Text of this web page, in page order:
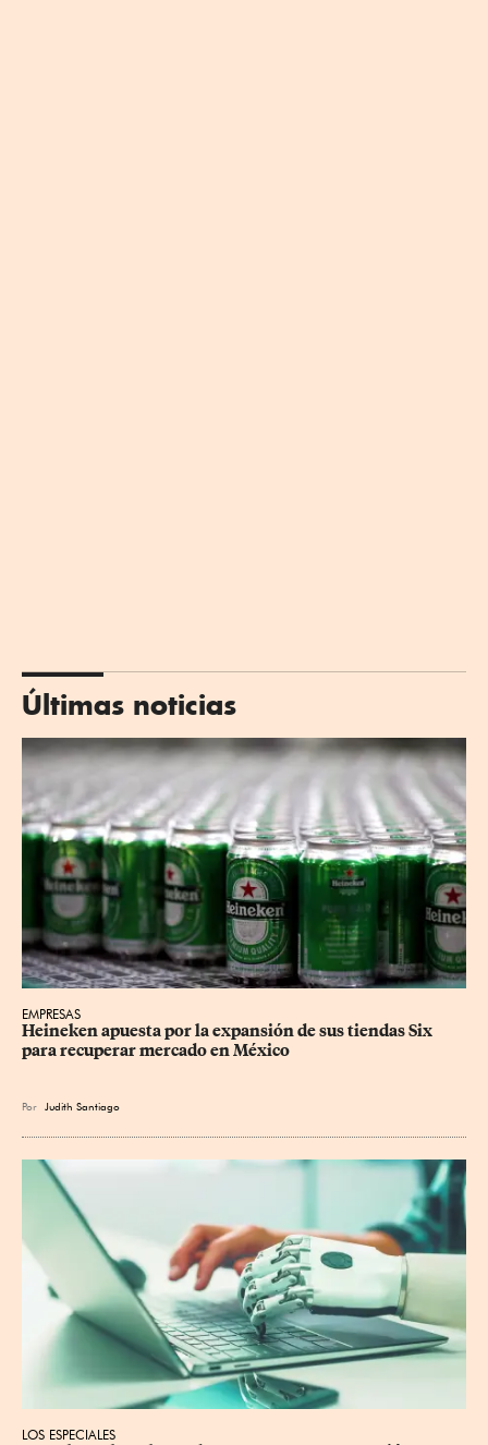
Últimas noticias
EMPRESAS
Heineken apuesta por la expansión de sus tiendas Six
para recuperar mercado en México
Por Judith Santiago
LOS ESPECIALES